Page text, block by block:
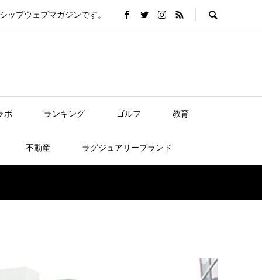
プウェブマガジンです。
ボ ランキング ゴルフ 教育
不動産 ラグジュアリーブランド